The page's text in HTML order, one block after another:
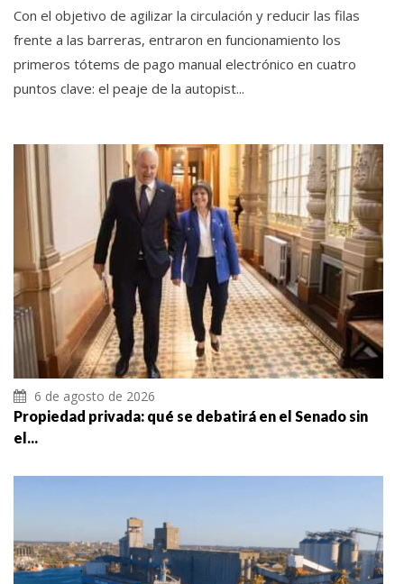
Con el objetivo de agilizar la circulación y reducir las filas
frente a las barreras, entraron en funcionamiento los
primeros tótems de pago manual electrónico en cuatro
puntos clave: el peaje de la autopist...
6 de agosto de 2026
Propiedad privada: qué se debatirá en el Senado sin
el...